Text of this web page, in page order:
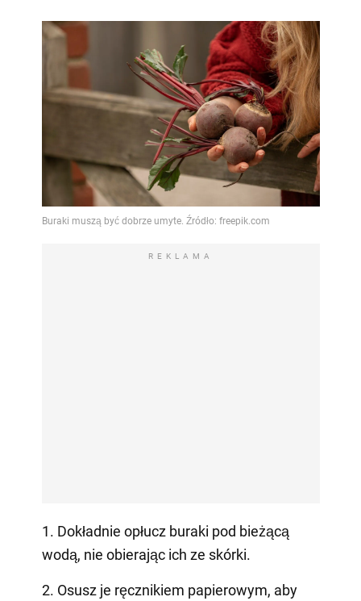
REKLAMA
1. Dokładnie opłucz buraki pod bieżącą
wodą, nie obierając ich ze skórki.
2. Osusz je ręcznikiem papierowym, aby